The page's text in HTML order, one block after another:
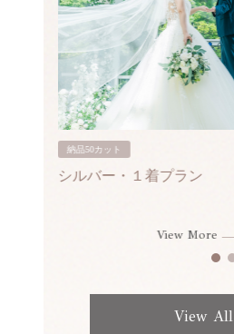
納品50カット
シルバー・１着プラン
View More
View All